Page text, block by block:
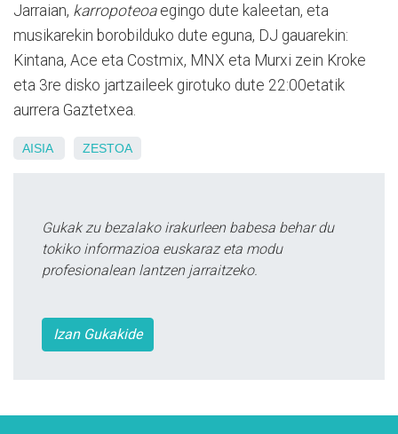
Jarraian, karropoteoaegingo dute kaleetan, eta
musikarekin borobilduko dute eguna, DJ gauarekin:
Kintana, Ace eta Costmix, MNX eta Murxi zein Kroke
eta 3re disko jartzaileek girotuko dute 22:00etatik
aurrera Gaztetxea.
AISIA ZESTOA
Gukak zu bezalako irakurleen babesa behar du
tokiko informazioa euskaraz eta modu
profesionalean lantzen jarraitzeko.
Izan Gukakide